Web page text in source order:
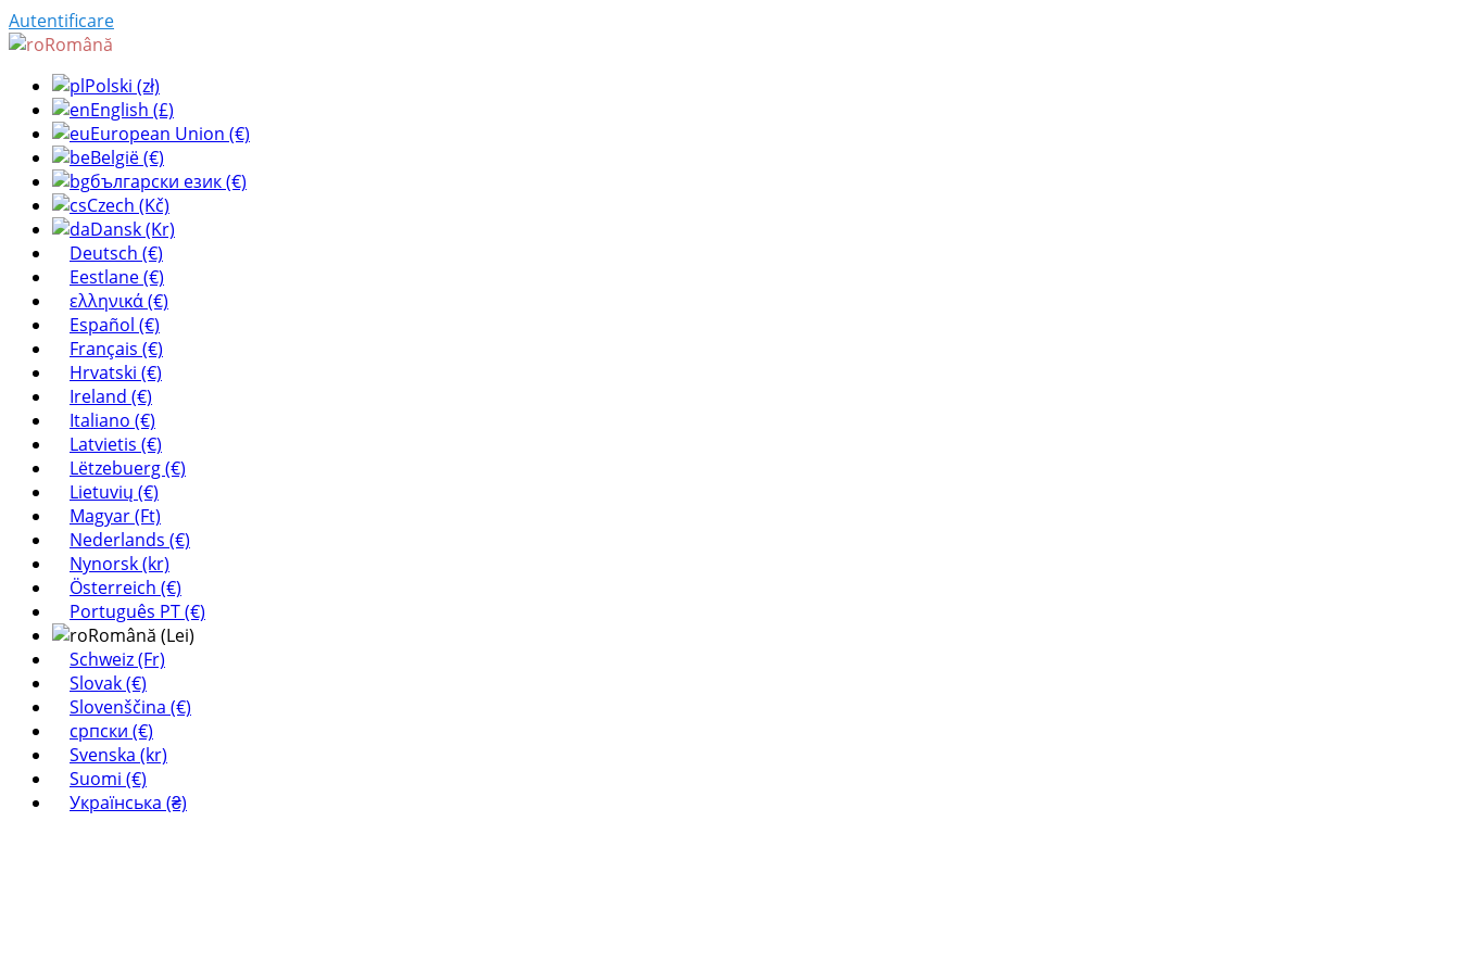
Autentificare
Română
Polski (zł)
English (£)
European Union (€)
België (€)
български език (€)
Czech (Kč)
Dansk (Kr)
Deutsch (€)
Eestlane (€)
ελληνικά (€)
Español (€)
Français (€)
Hrvatski (€)
Ireland (€)
Italiano (€)
Latvietis (€)
Lëtzebuerg (€)
Lietuvių (€)
Magyar (Ft)
Nederlands (€)
Nynorsk (kr)
Österreich (€)
Português PT (€)
Română (Lei)
Schweiz (Fr)
Slovak (€)
Slovenščina (€)
српски (€)
Svenska (kr)
Suomi (€)
Українська (₴)